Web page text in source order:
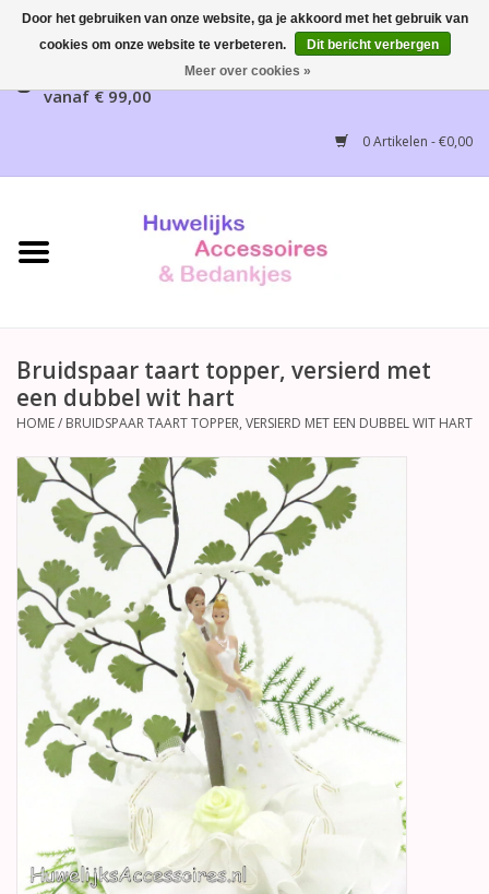
Gratis verzending mogelijk, NL vanaf € 65,00, België
vanaf € 99,00
0 Artikelen - €0,00
Home
Bruidsaccessoires
Huwelijksreceptie
Disney Huwelijk
Betty Boop Huwelijk
Jubileum
Geboorte, Doop en
SALE
Bruidspaar taart topper, versierd met
een dubbel wit hart
HOME/ BRUIDSPAAR TAART TOPPER, VERSIERD MET EEN DUBBEL WIT HART
Door het gebruiken van onze website, ga je akkoord met het gebruik van
cookies om onze website te verbeteren.
Dit bericht verbergen
Meer over cookies »